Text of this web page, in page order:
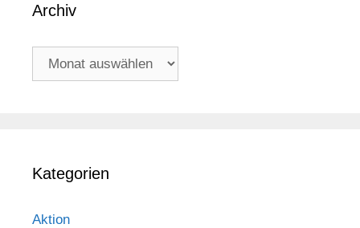
Archiv
Archiv
Kategorien
Aktion